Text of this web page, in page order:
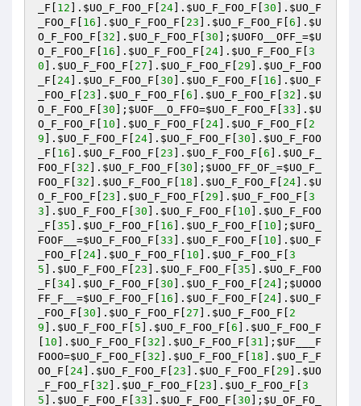
_F
12 ]. $UO_F_FOO_F 24 ]. $UO_F_FOO_F 30 ]. $UO_F
_FOO_F
16 ]. $UO_F_FOO_F 23 ]. $UO_F_FOO_F 6 ]. $U
O_F_FOO_F 32 ]. $UO_F_FOO_F 30 ]; $UOFO__OFF_ =$U
O_F_FOO_F
16 ]. $UO_F_FOO_F 24 ]. $UO_F_FOO_F 3
0 ]. $UO_F_FOO_F 27 ]. $UO_F_FOO_F 29 ]. $UO_F_FOO
_F
24 ]. $UO_F_FOO_F 30 ]. $UO_F_FOO_F 16 ]. $UO_F
_FOO_F
23 ]. $UO_F_FOO_F 6 ]. $UO_F_FOO_F 32 ]. $U
O_F_FOO_F 30 ]; $UOF__O_FFO=$UO_F_FOO_F 33 ]. $U
O_F_FOO_F
10 ]. $UO_F_FOO_F 24 ]. $UO_F_FOO_F
2
9 ]. $UO_F_FOO_F 24 ]. $UO_F_FOO_F 30 ]. $UO_F_FOO
_F
16 ]. $UO_F_FOO_F 23 ]. $UO_F_FOO_F 6 ]. $UO_F_
FOO_F 32 ]. $UO_F_FOO_F 30 ]; $UOO_FF_OF_ =$UO_F_
FOO_F 32 ]. $UO_F_FOO_F 18 ]. $UO_F_FOO_F 24 ]. $U
O_F_FOO_F
23 ]. $UO_F_FOO_F 29 ]. $UO_F_FOO_F 3
3 ]. $UO_F_FOO_F 30 ]. $UO_F_FOO_F 10 ]. $UO_F_FOO
_F 35 ]. $UO_F_FOO_F 16 ]. $UO_F_FOO_F 10 ]; $UFO_
FOOF__ =$UO_F_FOO_F 33 ]. $UO_F_FOO_F 10 ]. $UO_F
_FOO_F
24 ]. $UO_F_FOO_F 10 ]. $UO_F_FOO_F 3
5 ]. $UO_F_FOO_F 23 ]. $UO_F_FOO_F 35 ]. $UO_F_FOO
_F 34 ]. $UO_F_FOO_F 30 ]. $UO_F_FOO_F 24 ]; $UOOO
FF_F__ =$UO_F_FOO_F 16 ]. $UO_F_FOO_F 24 ]. $UO_F
_FOO_F 30 ]. $UO_F_FOO_F 27 ]. $UO_F_FOO_F
2
9 ]. $UO_F_FOO_F 5 ]. $UO_F_FOO_F 6 ]. $UO_F_FOO_F
10 ]. $UO_F_FOO_F 32 ]. $UO_F_FOO_F 31 ]; $UF___F
FOOO=$UO_F_FOO_F 32 ]. $UO_F_FOO_F 18 ]. $UO_F_F
OO_F
24 ]. $UO_F_FOO_F 23 ]. $UO_F_FOO_F 29 ]. $UO
_F_FOO_F 32 ]. $UO_F_FOO_F 23 ]. $UO_F_FOO_F 3
5 ]. $UO_F_FOO_F 33 ]. $UO_F_FOO_F 30 ]; $U_OF_FO_